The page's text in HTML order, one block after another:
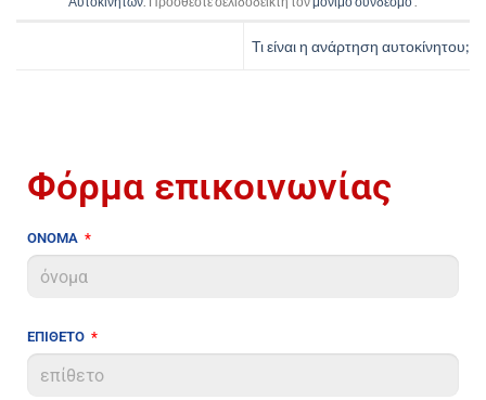
Τι είναι η ανάρτηση αυτοκίνητου;
Φόρμα επικοινωνίας
ΟΝΟΜΑ
ΕΠΙΘΕΤΟ